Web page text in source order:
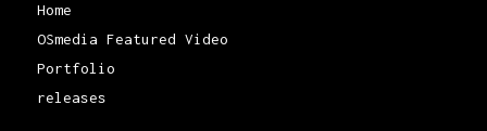
Home
OSmedia Featured Video
Portfolio
releases